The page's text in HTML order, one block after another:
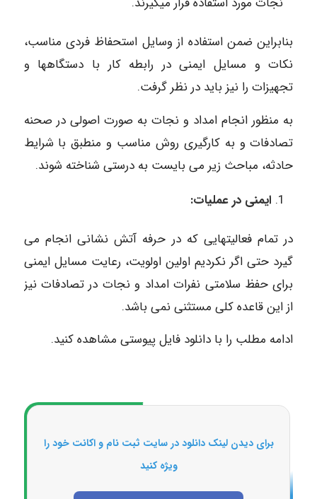
بنابراین ضمن استفاده از وسایل استحفاظ فردی مناسب،
نکات و مسایل ایمنی در رابطه کار با دستگاهها و
تجهیزات را نیز باید در نظر گرفت.
به منظور انجام امداد و نجات به صورت اصولی در صحنه
تصادفات و به کارگیری روش مناسب و منطبق با شرایط
حادثه، مباحث زیر می بایست به درستی شناخته شوند.
ایمنی در عملیات:
در تمام فعالیتهایی که در حرفه آتش نشانی انجام می
گیرد حتی اگر نکردیم اولین اولویت، رعایت مسایل ایمنی
برای حفظ سلامتی نفرات امداد و نجات در تصادفات نیز
از این قاعده کلی مستثنی نمی باشد.
ادامه مطلب را با دانلود فایل پیوستی مشاهده کنید.
برای دیدن لینک دانلود در سایت ثبت نام و اکانت خود را
ویژه کنید